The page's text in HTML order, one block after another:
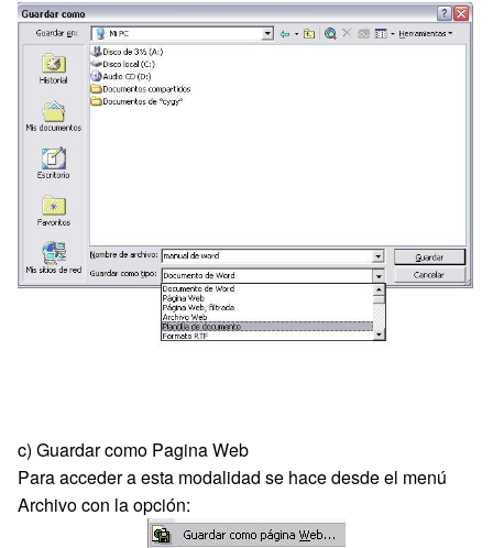
c) Guardar como Pagina Web
Para acceder a esta modalidad se hace desde el menú
Archivo con la opción: